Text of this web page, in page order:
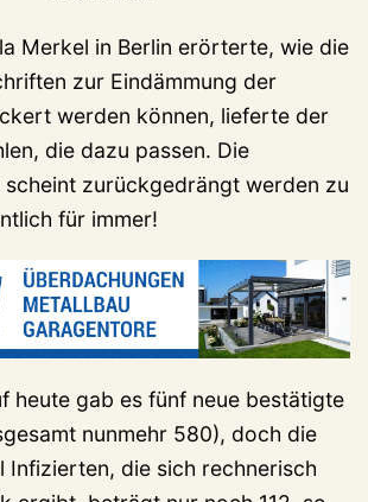
Merkel in Berlin erörterte, wie die
zur Eindämmung der
werden können, lieferte der
die dazu passen. Die
scheint zurückgedrängt werden zu
für immer!
heute gab es fünf neue bestätigte
nunmehr 580), doch die
Infizierten, die sich rechnerisch